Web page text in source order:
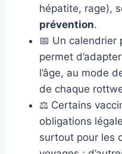
hépatite, rage),
prévention.
📅 Un calendrier
permet
l’âge, au mode
de chaque
⚖️ Certains
obligations
surtout pour les